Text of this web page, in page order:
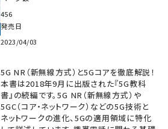
456
発売日
2023/04/03
5G NR（新無線方式）と5Gコアを徹底解説！
本書は2018年9月に出版された『5G教科
書』の続編です。5G NR（新無線方式）や
5GC（コア・ネットワーク）などの5G技術と
ネットワークの進化、5Gの適用領域に特化